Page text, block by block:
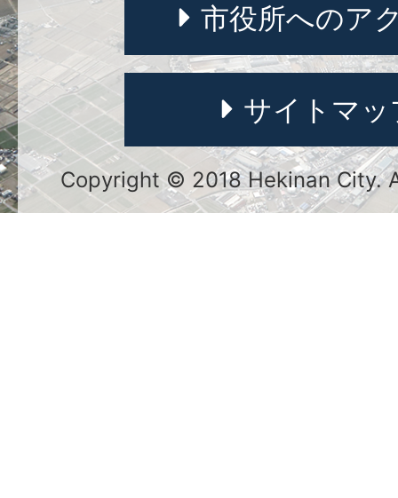
市役所へのア
サイトマッ
Copyright © 2018 Hekinan City.